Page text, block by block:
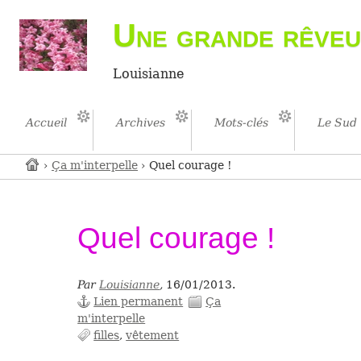
Une grande
Louisianne
Accueil Archives Mots-clés Le Sud
› Ça m'interpelle › Quel courage !
Quel courage !
Par Louisianne, 16/01/2013.
Lien permanent
Ça
m'interpelle
filles vêtement